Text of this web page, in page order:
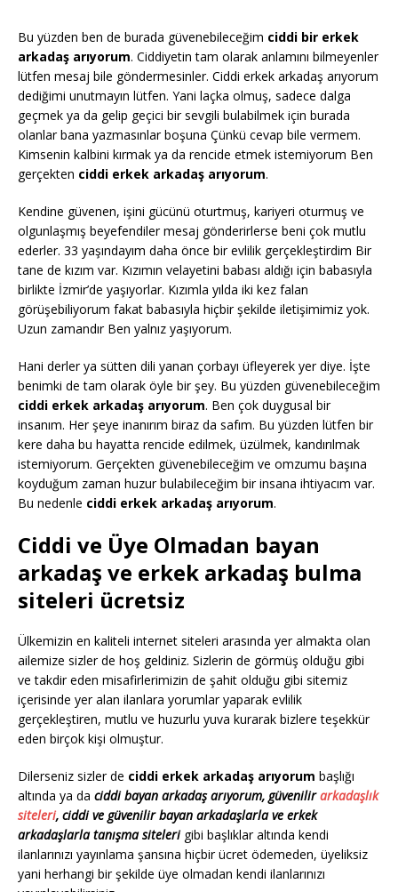
Bu yüzden ben de burada güvenebileceğim ciddi bir erkek
arkadaş arıyorum. Ciddiyetin tam olarak anlamını bilmeyenler
lütfen mesaj bile göndermesinler. Ciddi erkek arkadaş arıyorum
dediğimi unutmayın lütfen. Yani laçka olmuş, sadece dalga
geçmek ya da gelip geçici bir sevgili bulabilmek için burada
olanlar bana yazmasınlar boşuna Çünkü cevap bile vermem.
Kimsenin kalbini kırmak ya da rencide etmek istemiyorum Ben
gerçekten ciddi erkek arkadaş arıyorum.
Kendine güvenen, işini gücünü oturtmuş, kariyeri oturmuş ve
olgunlaşmış beyefendiler mesaj gönderirlerse beni çok mutlu
ederler. 33 yaşındayım daha önce bir evlilik gerçekleştirdim Bir
tane de kızım var. Kızımın velayetini babası aldığı için babasıyla
birlikte İzmir’de yaşıyorlar. Kızımla yılda iki kez falan
görüşebiliyorum fakat babasıyla hiçbir şekilde iletişimimiz yok.
Uzun zamandır Ben yalnız yaşıyorum.
Hani derler ya sütten dili yanan çorbayı üfleyerek yer diye. İşte
benimki de tam olarak öyle bir şey. Bu yüzden güvenebileceğim
ciddi erkek arkadaş arıyorum. Ben çok duygusal bir
insanım. Her şeye inanırım biraz da safım. Bu yüzden lütfen bir
kere daha bu hayatta rencide edilmek, üzülmek, kandırılmak
istemiyorum. Gerçekten güvenebileceğim ve omzumu başına
koyduğum zaman huzur bulabileceğim bir insana ihtiyacım var.
Bu nedenle ciddi erkek arkadaş arıyorum.
Ciddi ve Üye Olmadan bayan
arkadaş ve erkek arkadaş bulma
siteleri ücretsiz
Ülkemizin en kaliteli internet siteleri arasında yer almakta olan
ailemize sizler de hoş geldiniz. Sizlerin de görmüş olduğu gibi
ve takdir eden misafirlerimizin de şahit olduğu gibi sitemiz
içerisinde yer alan ilanlara yorumlar yaparak evlilik
gerçekleştiren, mutlu ve huzurlu yuva kurarak bizlere teşekkür
eden birçok kişi olmuştur.
Dilerseniz sizler de ciddi erkek arkadaş arıyorum başlığı
altında ya da ciddi bayan arkadaş arıyorum, güvenilirarkadaşlık
siteleri, ciddi ve güvenilir bayan arkadaşlarla ve erkek
arkadaşlarla tanışma sitelerigibi başlıklar altında kendi
ilanlarınızı yayınlama şansına hiçbir ücret ödemeden, üyeliksiz
yani herhangi bir şekilde üye olmadan kendi ilanlarınızı